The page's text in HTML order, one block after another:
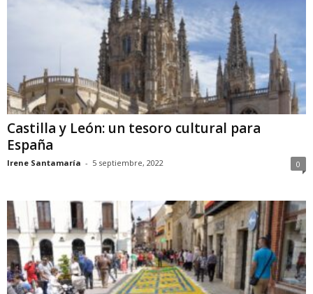
Castilla y León: un tesoro cultural para
España
Irene Santamaría - 5 septiembre, 2022 0